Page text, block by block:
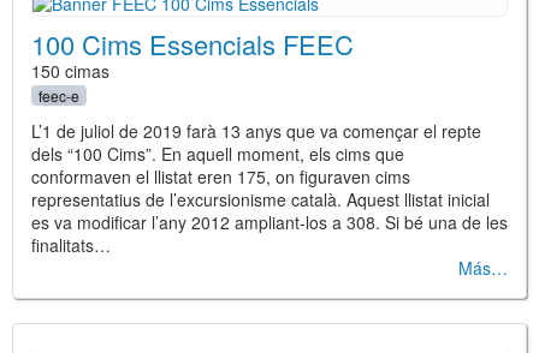
100 Cims Essencials FEEC
150 cimas
feec-e
L’1 de juliol de 2019 farà 13 anys que va començar el repte
dels “100 Cims”. En aquell moment, els cims que
conformaven el llistat eren 175, on figuraven cims
representatius de l’excursionisme català. Aquest llistat inicial
es va modificar l’any 2012 ampliant-los a 308. Si bé una de les
finalitats…
Más